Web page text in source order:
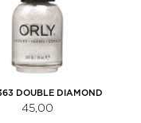
DOUBLE DIAMOND
45,00